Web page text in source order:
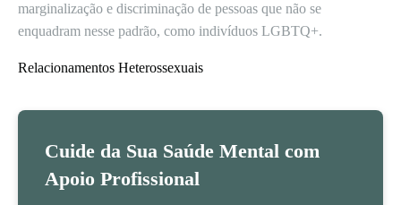
marginalização e discriminação de pessoas que não se
enquadram nesse padrão, como indivíduos LGBTQ+.
Relacionamentos Heterossexuais
Cuide da Sua Saúde Mental com
Apoio Profissional